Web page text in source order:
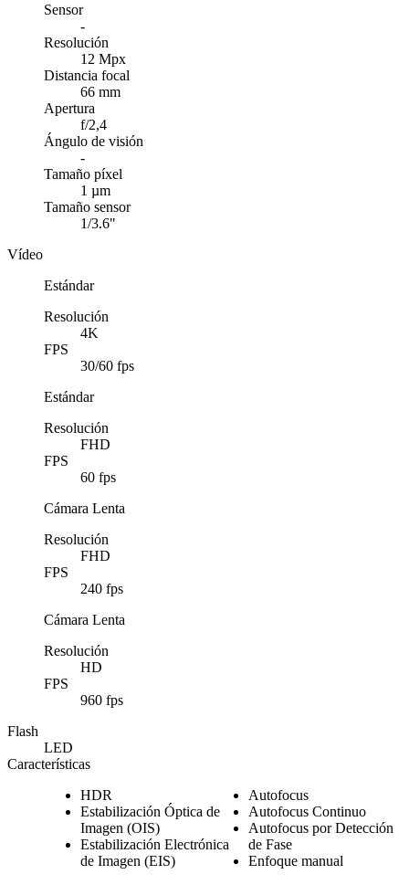
Sensor
-
Resolución
12 Mpx
Distancia focal
66 mm
Apertura
f/2,4
Ángulo de visión
-
Tamaño píxel
1 µm
Tamaño sensor
1/3.6"
Vídeo
Estándar
Resolución
4K
FPS
30/60 fps
Estándar
Resolución
FHD
FPS
60 fps
Cámara Lenta
Resolución
FHD
FPS
240 fps
Cámara Lenta
Resolución
HD
FPS
960 fps
Flash
LED
Características
HDR
Estabilización Óptica de
Imagen (OIS)
Estabilización Electrónica
de Imagen (EIS)
Autofocus
Autofocus Continuo
Autofocus por Detección
de Fase
Enfoque manual